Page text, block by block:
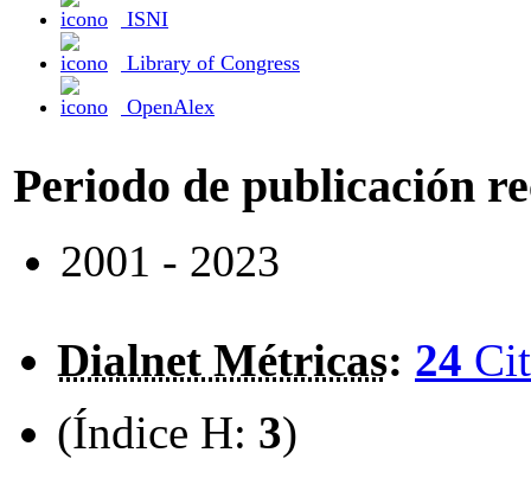
ISNI
Library of Congress
OpenAlex
Periodo de publicación
2001 - 2023
Dialnet Métricas: 24
(Índice H: 3)